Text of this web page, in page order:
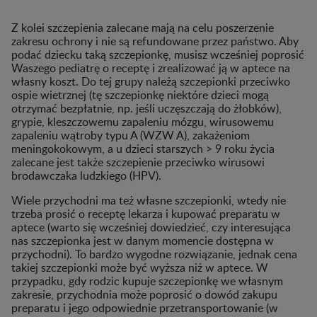
Z kolei szczepienia zalecane mają na celu poszerzenie
zakresu ochrony i nie są refundowane przez państwo. Aby
podać dziecku taką szczepionkę, musisz wcześniej poprosić
Waszego pediatrę o receptę i zrealizować ją w aptece na
własny koszt. Do tej grupy należą szczepionki przeciwko
ospie wietrznej (tę szczepionkę niektóre dzieci mogą
otrzymać bezpłatnie, np. jeśli uczęszczają do żłobków),
grypie, kleszczowemu zapaleniu mózgu, wirusowemu
zapaleniu wątroby typu A (WZW A), zakażeniom
meningokokowym, a u dzieci starszych > 9 roku życia
zalecane jest także szczepienie przeciwko wirusowi
brodawczaka ludzkiego (HPV).
Wiele przychodni ma też własne szczepionki, wtedy nie
trzeba prosić o receptę lekarza i kupować preparatu w
aptece (warto się wcześniej dowiedzieć, czy interesująca
nas szczepionka jest w danym momencie dostępna w
przychodni). To bardzo wygodne rozwiązanie, jednak cena
takiej szczepionki może być wyższa niż w aptece. W
przypadku, gdy rodzic kupuje szczepionkę we własnym
zakresie, przychodnia może poprosić o dowód zakupu
preparatu i jego odpowiednie przetransportowanie (w